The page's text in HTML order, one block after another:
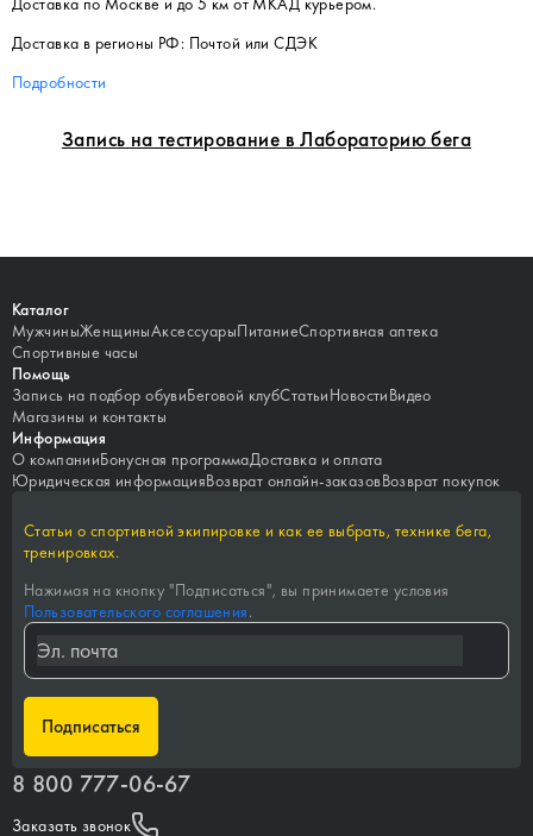
Запись на тестирование в Лабораторию бега
Доставка в регионы РФ: Почтой или СДЭК
Подробности
Каталог
МужчиныЖенщиныАксессуарыПитаниеСпортивная аптека
Спортивные часы
Помощь
Запись на подбор обувиБеговой клубСтатьиНовостиВидео
Магазины и контакты
Информация
О компанииБонусная программаДоставка и оплата
Юридическая информацияВозврат онлайн-заказовВозврат покупок
Статьи о спортивной экипировке и как ее выбрать, технике бега,
тренировках.
Нажимая на кнопку "Подписаться", вы принимаете условия
Пользовательского соглашения.
Подписаться
8 800 777-06-67
Заказать звонок